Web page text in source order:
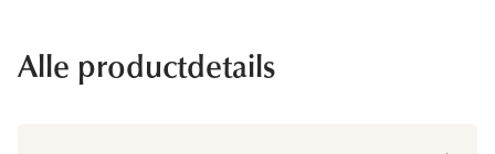
Alle productdetails